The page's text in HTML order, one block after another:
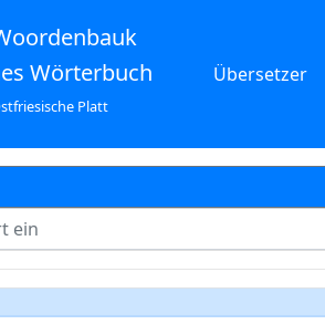
Wörterbuch
Platt
Übersetzer